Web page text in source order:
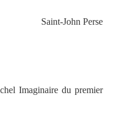
Saint-John Perse
Imaginaire du premier